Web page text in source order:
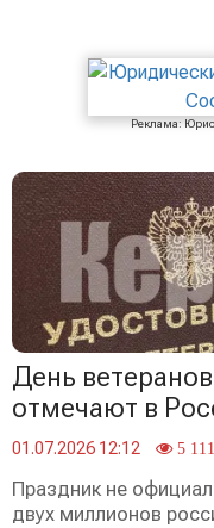
Реклама:
День
отмечают в
01.07.2026 12:12 5 111
Праздник не
двух миллионов